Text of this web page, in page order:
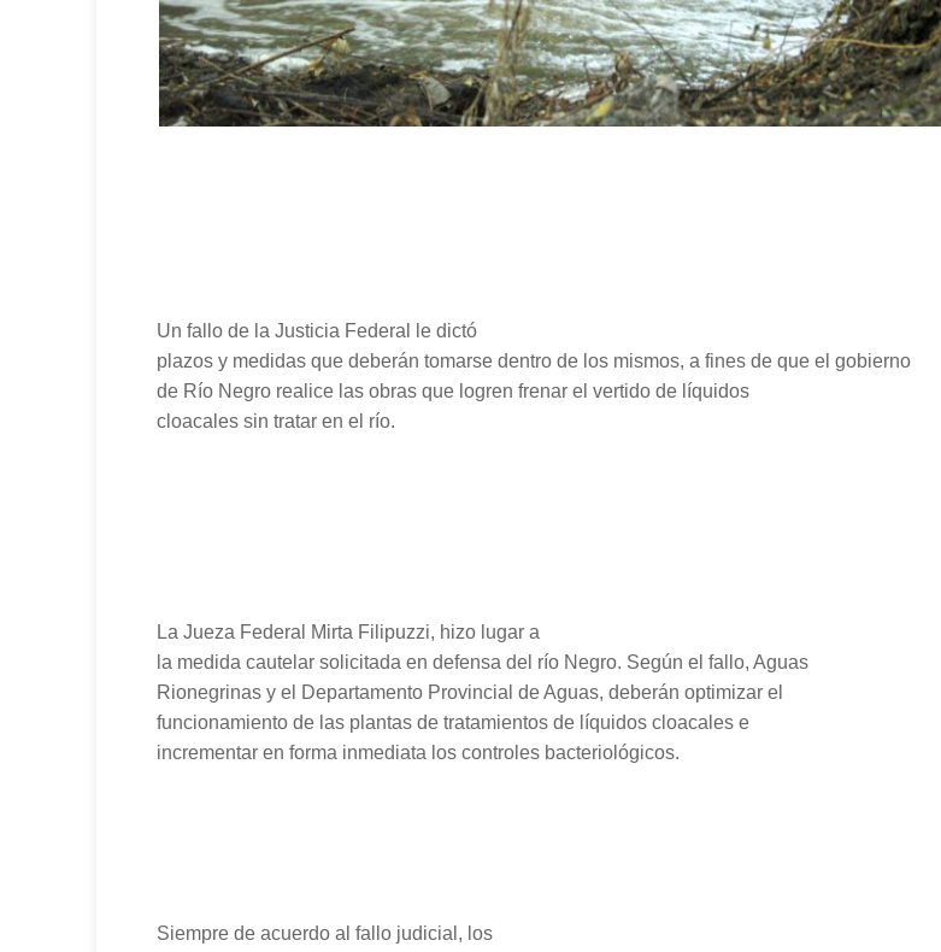
Un fallo de la Justicia Federal le dictó
plazos y medidas que deberán tomarse dentro de los mismos, a fines de que el gobierno
de Río Negro realice las obras que logren frenar el vertido de líquidos
cloacales sin tratar en el río.
La Jueza Federal Mirta Filipuzzi, hizo lugar a
la medida cautelar solicitada en defensa del río Negro. Según el fallo, Aguas
Rionegrinas y el Departamento Provincial de Aguas, deberán optimizar el
funcionamiento de las plantas de tratamientos de líquidos cloacales e
incrementar en forma inmediata los controles bacteriológicos.
Siempre de acuerdo al fallo judicial, los